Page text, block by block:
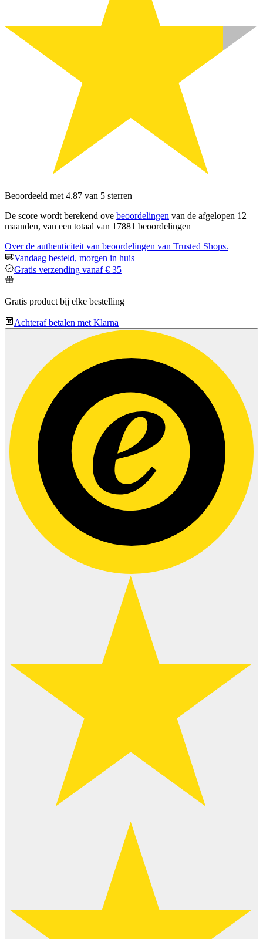
Beoordeeld met 4.87 van 5 sterren
De score wordt berekend ove beoordelingen van de afgelopen 12
maanden, van een totaal van 17881 beoordelingen
Over de authenticiteit van beoordelingen van Trusted Shops.
Vandaag besteld, morgen in huis
Gratis verzending vanaf € 35
Gratis product bij elke bestelling
Achteraf betalen met Klarna